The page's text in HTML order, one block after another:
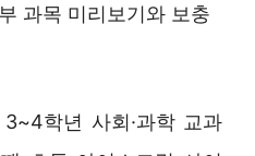
과목 미리보기와 보충
학년 사회·과학 교과